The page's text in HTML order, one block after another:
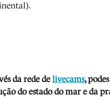
da rede delivecams,
do estado do mar e da